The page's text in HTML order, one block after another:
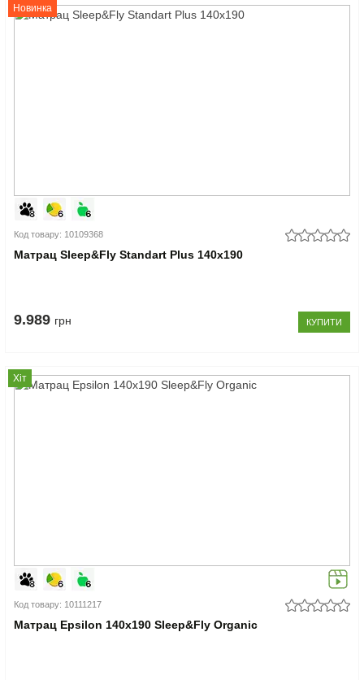
Новинка
Код товару: 10109368
Матрац Sleep&Fly Standart Plus 140x190
9.989 грн КУПИТИ
Хіт
Код товару: 10111217
Матрац Epsilon 140x190 Sleep&Fly Organic